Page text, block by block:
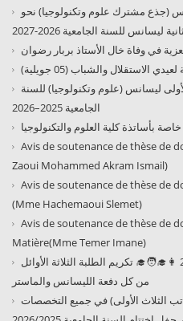
(جذع مشترك علوم وتكنولوجيا) نحو
للسنة الجامعية 2026-2027
في وفاة خال الأستاذ بربار رضوان
الاستقلال والشباب (05 جويلية)
ليسانس (علوم وتكنولوجيا) للسنة
الجامعية 2025–2026
بأساتذة كلية العلوم والتكنولوجيا
Avis de soutenance de thèse de
Zaoui Mohammed Akram Ismail)
Avis de soutenance de thèse de
(Mme Hachemaoui Slemet)
Avis de soutenance de thèse de
Matière(Mme Temer Imane)
حفل اختتام السنة الجامعية 2025-2026 👩‍🎓🧑‍🎓 تكريم الطلبة الثلاثة الأوائل
من كل دفعة الليسانس والماستر
الثلاث الأولى) في جميع التخصصات